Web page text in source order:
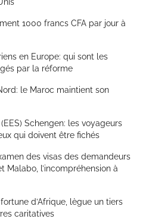
1000 francs CFA par jour à
en Europe: qui sont les
par la réforme
le Maroc maintient son
Schengen: les voyageurs
qui doivent être fichés
des visas des demandeurs
Malabo, l’incompréhension à
d’Afrique, lègue un tiers
caritatives